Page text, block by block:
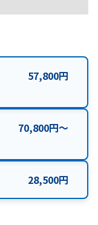
57,800円
70,800円〜
28,500円